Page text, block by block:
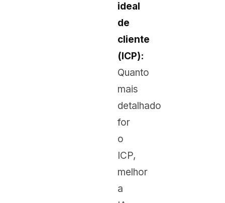
ideal
de
cliente
(ICP):
Quanto
mais
detalhado
for
o
ICP,
melhor
a